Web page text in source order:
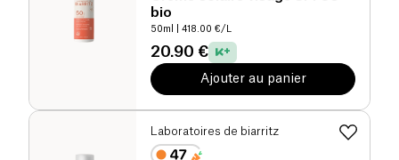
bio
50ml | 418.00 €/L
20.90 €
Ajouter au panier
Laboratoires de biarritz